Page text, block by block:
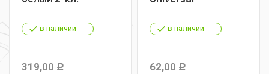
в наличии
319,00 Р
в наличии
62,00 Р